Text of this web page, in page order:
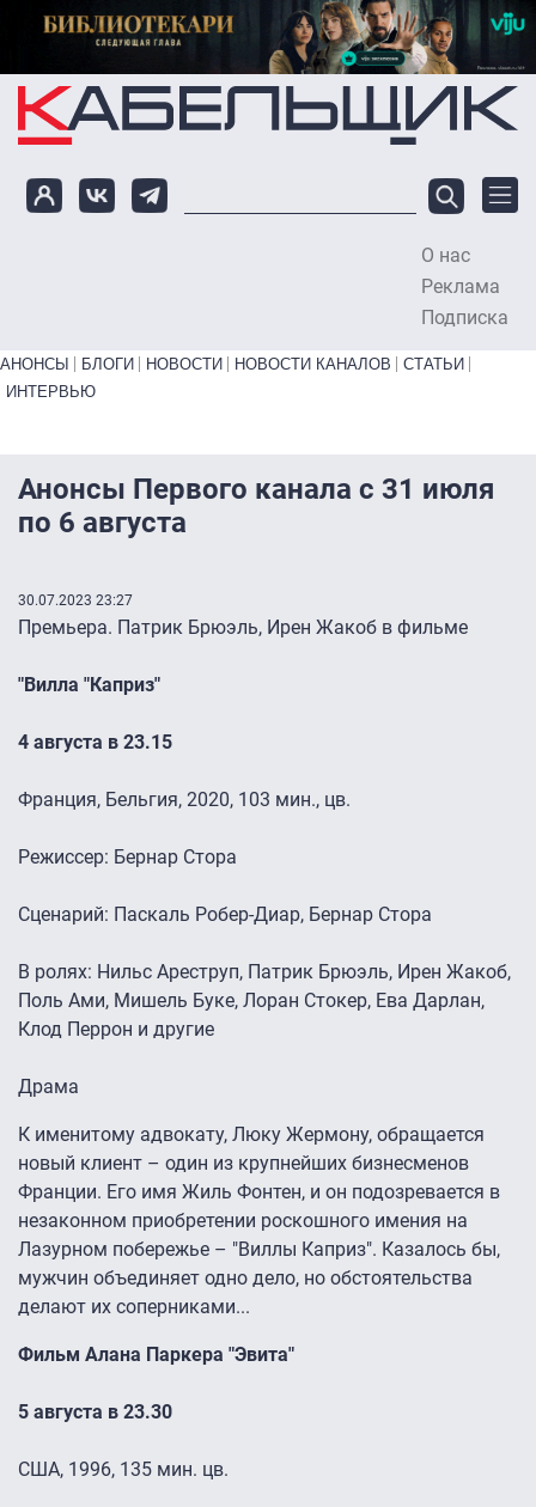
Перейти к основному содержанию
О нас
Реклама
Подписка
Primary links bottom
АНОНСЫ БЛОГИ НОВОСТИ НОВОСТИ КАНАЛОВ
СТАТЬИ
ИНТЕРВЬЮ
Анонсы Первого канала с 31 июля
по 6 августа
30.07.2023 23:27
Премьера. Патрик Брюэль, Ирен Жакоб в фильме
"Вилла "Каприз"
4 августа в 23.15
Франция, Бельгия, 2020, 103 мин., цв.
Режиссер: Бернар Стора
Сценарий: Паскаль Робер-Диар, Бернар Стора
В ролях: Нильс Ареструп, Патрик Брюэль, Ирен Жакоб,
Поль Ами, Мишель Буке, Лоран Стокер, Ева Дарлан,
Клод Перрон и другие
Драма
К именитому адвокату, Люку Жермону, обращается
новый клиент – один из крупнейших бизнесменов
Франции. Его имя Жиль Фонтен, и он подозревается в
незаконном приобретении роскошного имения на
Лазурном побережье – "Виллы Каприз". Казалось бы,
мужчин объединяет одно дело, но обстоятельства
делают их соперниками...
Фильм Алана Паркера "Эвита"
5 августа в 23.30
США, 1996, 135 мин. цв.